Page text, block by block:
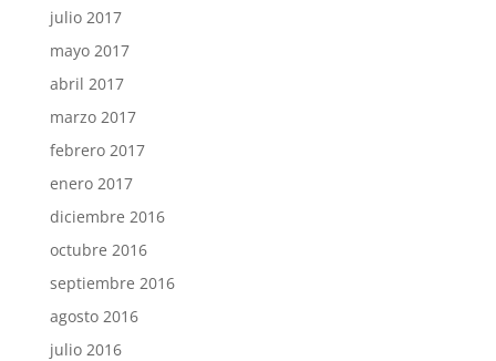
julio 2017
mayo 2017
abril 2017
marzo 2017
febrero 2017
enero 2017
diciembre 2016
octubre 2016
septiembre 2016
agosto 2016
julio 2016